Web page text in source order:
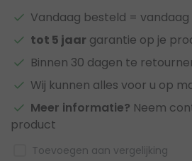
Vandaag besteld =
tot 5 jaar garantie op je
Binnen 30 dagen te
Wij kunnen alles voor u op
Meer informatie? Neem
product
Toevoegen aan vergelijking